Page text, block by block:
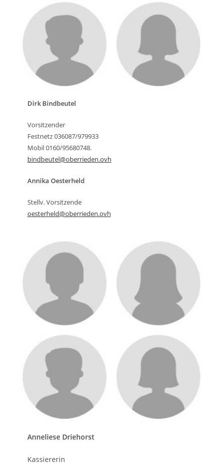
Dirk Bindbeutel
Vorsitzender
Festnetz 036087/979933
Mobil 0160/95680748.
bindbeutel@oberrieden.ovh
Annika Oesterheld
Stellv. Vorsitzende
oesterheld@oberrieden.ovh
Anneliese Driehorst
Kassiererin